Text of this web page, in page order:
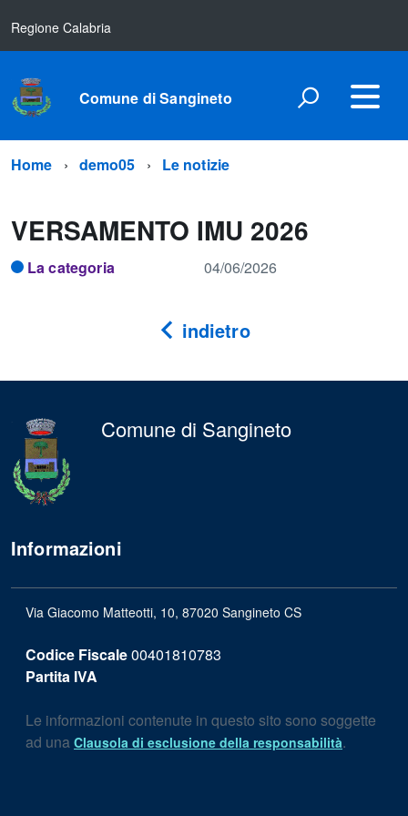
Regione Calabria
Comune di Sangineto
Home demo05 Le notizie
VERSAMENTO IMU 2026
La categoria 04/06/2026
indietro
Comune di Sangineto
Informazioni
Via Giacomo Matteotti, 10, 87020 Sangineto CS
Codice Fiscale00401810783
Partita IVA
Le informazioni contenute in questo sito sono soggette
ad una Clausola di esclusione della responsabilità.